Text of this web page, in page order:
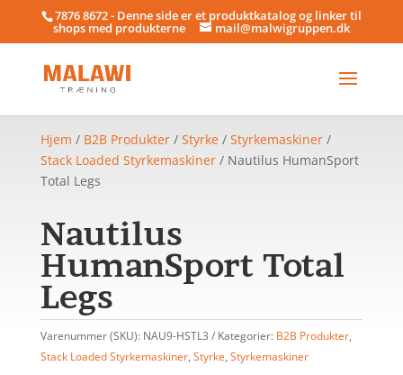
7876 8672 - Denne side er et produktkatalog og linker til
shops med produkterne mail@malwigruppen.dk
Hjem / B2B Produkter/ Styrke/ Styrkemaskiner/
Stack Loaded Styrkemaskiner/ Nautilus HumanSport
Total Legs
Nautilus
HumanSport Total
Legs
Varenummer (SKU): NAU9-HSTL3 Kategorier: B2B Produkter,
Stack Loaded Styrkemaskiner, Styrke, Styrkemaskiner